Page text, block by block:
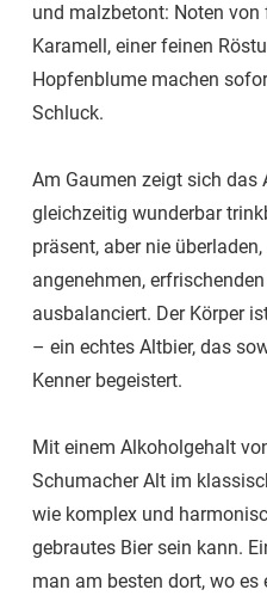
und malzbetont: Noten
Karamell, einer feinen
Hopfenblume machen
Schluck.
Am Gaumen zeigt sich das
gleichzeitig wunderbar
präsent, aber nie
angenehmen,
ausbalanciert. Der Körper
– ein echtes Altbier, das
Kenner begeistert.
Mit einem Alkoholgehalt
Schumacher Alt im
wie komplex und
gebrautes Bier sein kann.
man am besten dort, wo es